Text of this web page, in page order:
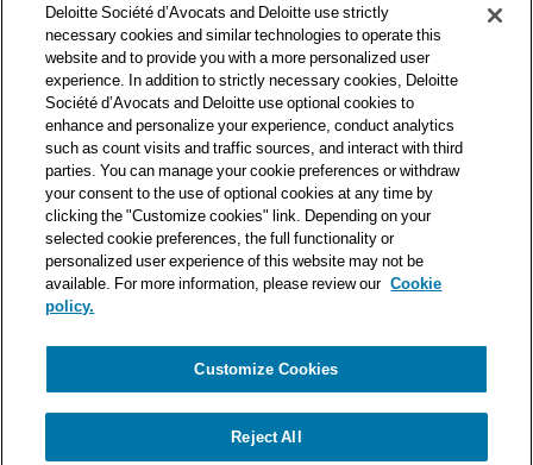
professionnels et à ce titre, travaille avec les 50 000 fiscalistes
et juristes de Deloitte situés dans 150 pays.
Les informations contenues sur ce blog ont pour objectif
d’informer ses lecteurs de manière générale. Elles ne peuvent
en aucun cas se substituer à un conseil délivré par un
professionnel en fonction d’une situation donnée. Un soin
particulier est apporté à la rédaction de nos articles, néanmoins
Deloitte Société d’Avocats décline toute responsabilité relative
aux éventuelles erreurs et omissions qu’ils pourraient contenir.​
Politique de confidentialité
Mentions légales
Deloitte Société d’Avocats and Deloitte use strictly
necessary cookies and similar technologies to operate this
website and to provide you with a more personalized user
experience. In addition to strictly necessary cookies, Deloitte
Société d’Avocats and Deloitte use optional cookies to
enhance and personalize your experience, conduct analytics
such as count visits and traffic sources, and interact with third
parties. You can manage your cookie preferences or withdraw
your consent to the use of optional cookies at any time by
clicking the "Customize cookies" link. Depending on your
selected cookie preferences, the full functionality or
personalized user experience of this website may not be
available. For more information, please review our Cookie
policy.
Customize Cookies
Reject All